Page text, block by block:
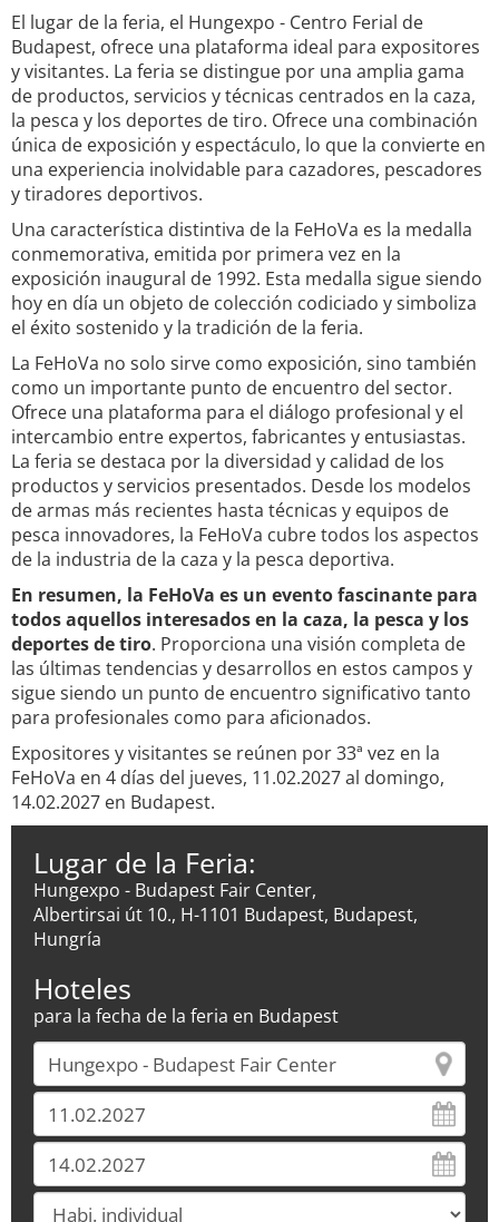
El lugar de la feria, el Hungexpo - Centro Ferial de
Budapest, ofrece una plataforma ideal para expositores
y visitantes. La feria se distingue por una amplia gama
de productos, servicios y técnicas centrados en la caza,
la pesca y los deportes de tiro. Ofrece una combinación
única de exposición y espectáculo, lo que la convierte en
una experiencia inolvidable para cazadores, pescadores
y tiradores deportivos.
Una característica distintiva de la FeHoVa es la medalla
conmemorativa, emitida por primera vez en la
exposición inaugural de 1992. Esta medalla sigue siendo
hoy en día un objeto de colección codiciado y simboliza
el éxito sostenido y la tradición de la feria.
La FeHoVa no solo sirve como exposición, sino también
como un importante punto de encuentro del sector.
Ofrece una plataforma para el diálogo profesional y el
intercambio entre expertos, fabricantes y entusiastas.
La feria se destaca por la diversidad y calidad de los
productos y servicios presentados. Desde los modelos
de armas más recientes hasta técnicas y equipos de
pesca innovadores, la FeHoVa cubre todos los aspectos
de la industria de la caza y la pesca deportiva.
En resumen, la FeHoVa es un evento fascinante para
todos aquellos interesados en la caza, la pesca y los
deportes de tiro. Proporciona una visión completa de
las últimas tendencias y desarrollos en estos campos y
sigue siendo un punto de encuentro significativo tanto
para profesionales como para aficionados.
Expositores y visitantes se reúnen por 33ª vez en la
FeHoVa en 4 días del jueves, 11.02.2027 al domingo,
14.02.2027 en Budapest.
Lugar de la Feria:
Hungexpo - Budapest Fair Center,
Albertirsai út 10., H-1101 Budapest, Budapest,
Hungría
Hoteles
para la fecha de la feria en Budapest